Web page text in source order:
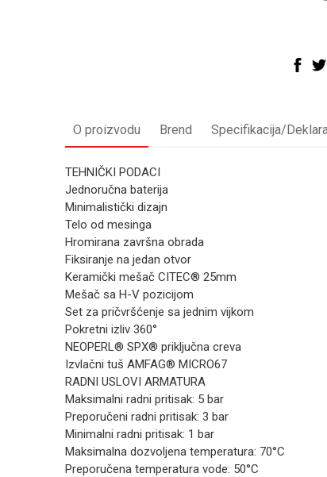
O proizvodu Brend Specifikacija/
TEHNIČKI PODACI
Jednoručna baterija
Minimalistički dizajn
Telo od mesinga
Hromirana završna obrada
Fiksiranje na jedan otvor
Keramički mešač CITEC® 25mm
Mešač sa H-V pozicijom
Set za pričvršćenje sa jednim vijkom
Pokretni izliv 360°
NEOPERL® SPX® priključna creva
Izvlačni tuš AMFAG® MICRO67
RADNI USLOVI ARMATURA
Maksimalni radni pritisak: 5 bar
Preporučeni radni pritisak: 3 bar
Minimalni radni pritisak: 1 bar
Maksimalna dozvoljena temperatura: 70°C
Preporučena temperatura vode: 50°C